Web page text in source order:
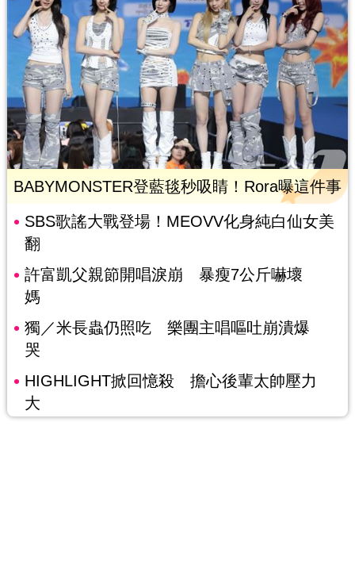
BABYMONSTER登藍毯秒吸睛！Rora曝這件事
SBS歌謠大戰登場！MEOVV化身純白仙女美
翻
許富凱父親節開唱淚崩 暴瘦7公斤嚇壞
媽
獨／米長蟲仍照吃 樂團主唱嘔吐崩潰爆
哭
HIGHLIGHT掀回憶殺 擔心後輩太帥壓力
大